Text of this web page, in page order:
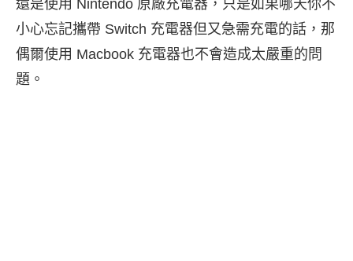
還是使用 Nintendo 原廠充電器，只是如果哪天你不
小心忘記攜帶 Switch 充電器但又急需充電的話，那
偶爾使用 Macbook 充電器也不會造成太嚴重的問
題。